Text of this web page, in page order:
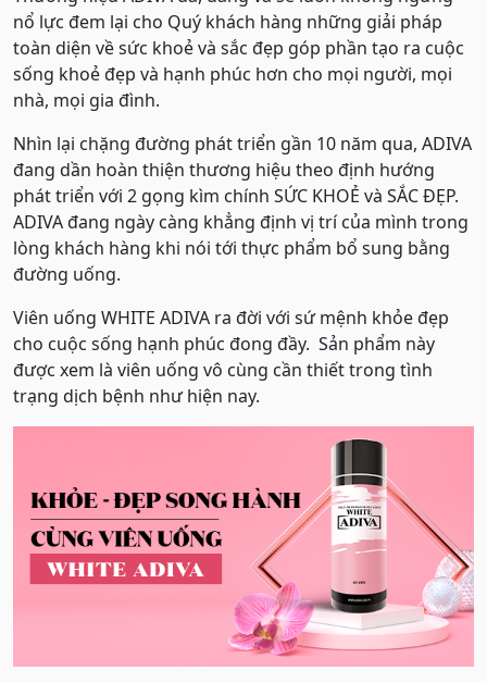
nổ lực đem lại cho Quý khách hàng những giải pháp
toàn diện về sức khoẻ và sắc đẹp góp phần tạo ra cuộc
sống khoẻ đẹp và hạnh phúc hơn cho mọi người, mọi
nhà, mọi gia đình.
Nhìn lại chặng đường phát triển gần 10 năm qua, ADIVA
đang dần hoàn thiện thương hiệu theo định hướng
phát triển với 2 gọng kìm chính SỨC KHOẺ và SẮC ĐẸP.
ADIVA đang ngày càng khẳng định vị trí của mình trong
lòng khách hàng khi nói tới thực phẩm bổ sung bằng
đường uống.
Viên uống WHITE ADIVA ra đời với sứ mệnh khỏe đẹp
cho cuộc sống hạnh phúc đong đầy. Sản phẩm này
được xem là viên uống vô cùng cần thiết trong tình
trạng dịch bệnh như hiện nay.